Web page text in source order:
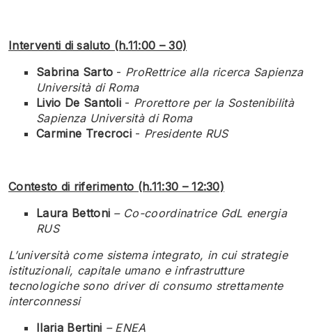
Interventi di saluto (h.11:00 – 30)
Sabrina Sarto - ProRettrice alla ricerca Sapienza
Università di Roma
Livio De Santoli - Prorettore per la Sostenibilità
Sapienza Università di Roma
Carmine Trecroci - Presidente RUS
Contesto di riferimento (h.11:30 – 12:30)
Laura Bettoni – Co-coordinatrice GdL energia
RUS
L’università come sistema integrato, in cui strategie
istituzionali, capitale umano e infrastrutture
tecnologiche sono driver di consumo strettamente
interconnessi
Ilaria Bertini – ENEA